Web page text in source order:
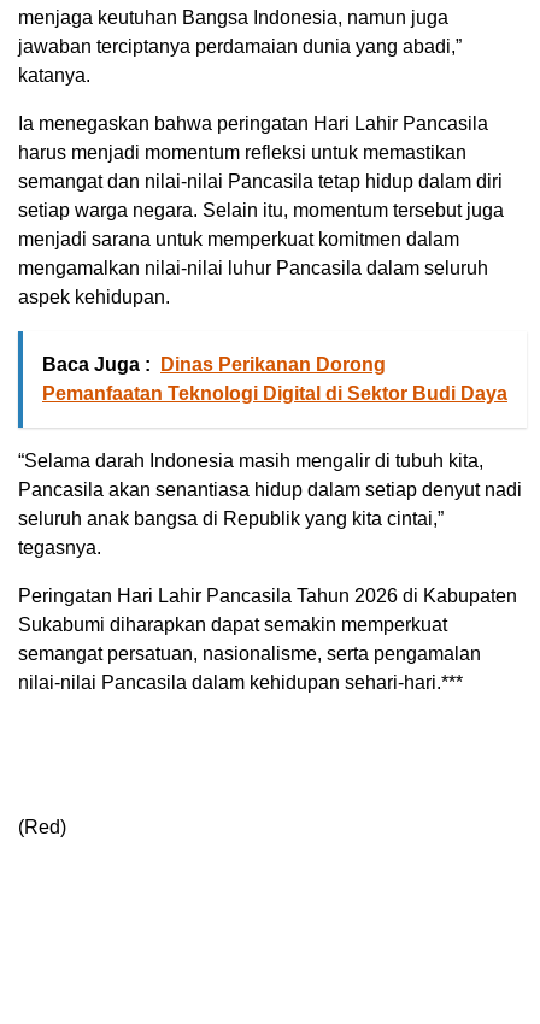
menjaga keutuhan Bangsa Indonesia, namun juga
jawaban terciptanya perdamaian dunia yang abadi,”
katanya.
Ia menegaskan bahwa peringatan Hari Lahir Pancasila
harus menjadi momentum refleksi untuk memastikan
semangat dan nilai-nilai Pancasila tetap hidup dalam diri
setiap warga negara. Selain itu, momentum tersebut juga
menjadi sarana untuk memperkuat komitmen dalam
mengamalkan nilai-nilai luhur Pancasila dalam seluruh
aspek kehidupan.
Baca Juga :
Dinas Perikanan Dorong
Pemanfaatan Teknologi Digital di Sektor Budi Daya
“Selama darah Indonesia masih mengalir di tubuh kita,
Pancasila akan senantiasa hidup dalam setiap denyut nadi
seluruh anak bangsa di Republik yang kita cintai,”
tegasnya.
Peringatan Hari Lahir Pancasila Tahun 2026 di Kabupaten
Sukabumi diharapkan dapat semakin memperkuat
semangat persatuan, nasionalisme, serta pengamalan
nilai-nilai Pancasila dalam kehidupan sehari-hari.***
(Red)